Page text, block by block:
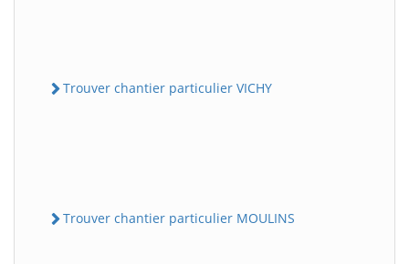
Trouver chantier particulier VICHY
Trouver chantier particulier MOULINS